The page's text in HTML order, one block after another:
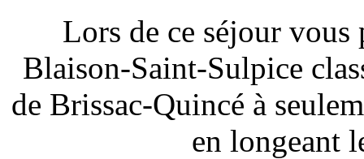
Lors de ce séjour
Blaison-Saint-Sulpice
de Brissac-Quincé à
en longeant